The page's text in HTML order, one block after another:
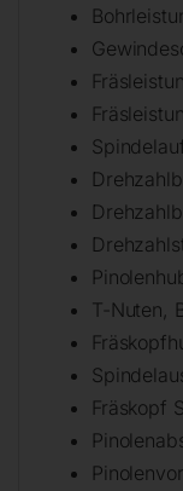
T-Nuten,
Fräskopf